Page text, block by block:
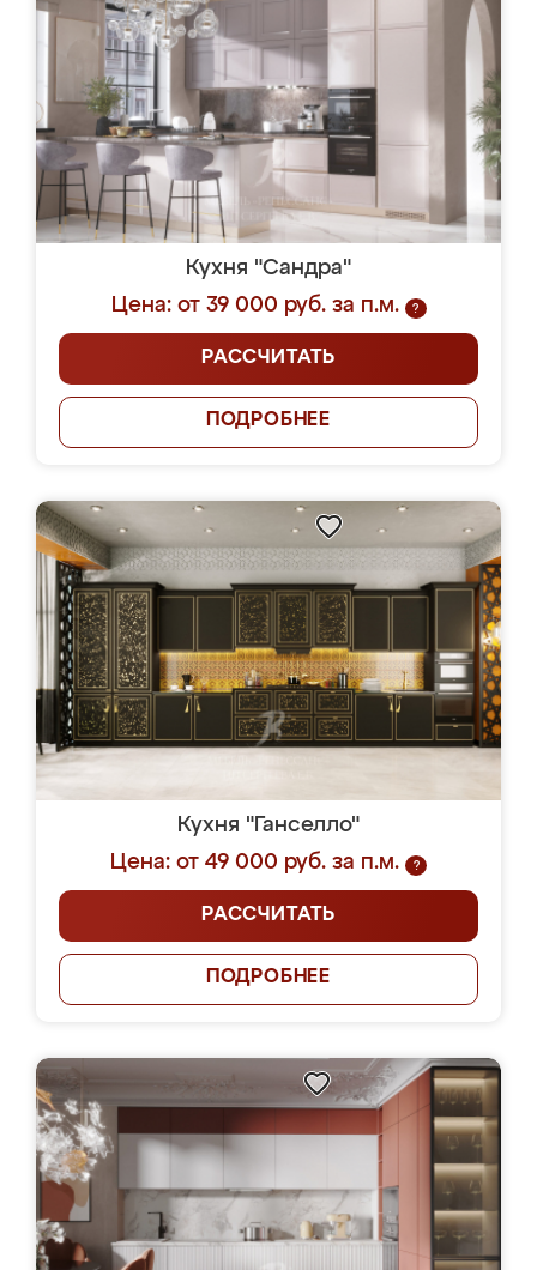
Кухня "Сандра"
Цена: от 39 000 руб. за п.м.
?
РАССЧИТАТЬ
ПОДРОБНЕЕ
Кухня "Ганселло"
Цена: от 49 000 руб. за п.м.
?
РАССЧИТАТЬ
ПОДРОБНЕЕ